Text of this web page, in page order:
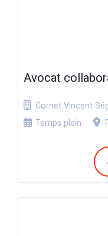
Avocat
Cornet Vincent
Temps plein